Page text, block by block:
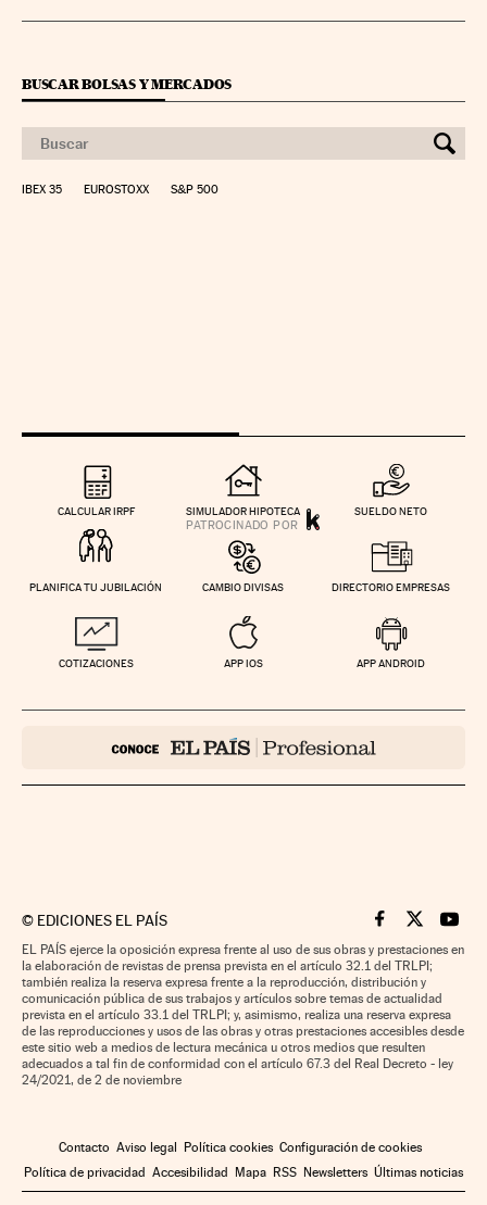
BUSCAR BOLSAS Y MERCADOS
IBEX 35 EUROSTOXX S&P 500
CALCULAR IRPF SIMULADOR HIPOTECA SUELDO NETO
PLANIFICA TU JUBILACIÓN CAMBIO DIVISAS DIRECTORIO EMPRESAS
COTIZACIONES APP IOS APP ANDROID
© EDICIONES EL PAÍS Cinco Días en
Cinco Días
Cinco
EL PAÍS ejerce la oposición expresa frente al uso de sus obras y prestaciones en
la elaboración de revistas de prensa prevista en el artículo 32.1 del TRLPI;
también realiza la reserva expresa frente a la reproducción, distribución y
comunicación pública de sus trabajos y artículos sobre temas de actualidad
prevista en el artículo 33.1 del TRLPI; y, asimismo, realiza una reserva expresa
de las reproducciones y usos de las obras y otras prestaciones accesibles desde
este sitio web a medios de lectura mecánica u otros medios que resulten
adecuados a tal fin de conformidad con el artículo 67.3 del Real Decreto - ley
24/2021, de 2 de noviembre
Contacto Aviso legal Política cookies Configuración de cookies
Política de privacidad Accesibilidad Mapa RSS Newsletters Últimas noticias